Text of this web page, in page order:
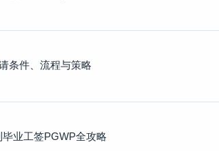
条件、流程与策略
业工签PGWP全攻略